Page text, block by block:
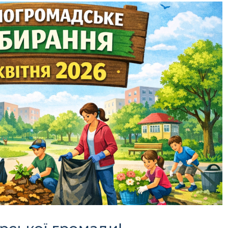
веб-сайт
Ради України
Офіційне інтернет-
представництво
Президента України